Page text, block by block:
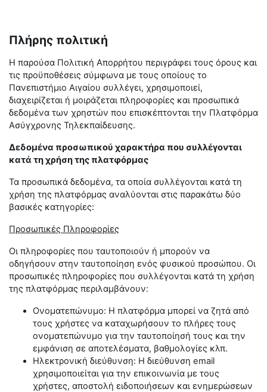
Πλήρης πολιτική
Η παρούσα Πολιτική Απορρήτου περιγράφει τους όρους και
τις προϋποθέσεις σύμφωνα με τους οποίους το
Πανεπιστήμιο Αιγαίου συλλέγει, χρησιμοποιεί,
διαχειρίζεται ή μοιράζεται πληροφορίες και προσωπικά
δεδομένα των χρηστών που επισκέπτονται την Πλατφόρμα
Ασύγχρονης Τηλεκπαίδευσης.
Δεδομένα προσωπικού χαρακτήρα που συλλέγονται
κατά τη χρήση της πλατφόρμας
Τα προσωπικά δεδομένα, τα οποία συλλέγονται κατά τη
χρήση της πλατφόρμας αναλύονται στις παρακάτω δύο
βασικές κατηγορίες:
Προσωπικές Πληροφορίες
Οι πληροφορίες που ταυτοποιούν ή μπορούν να
οδηγήσουν στην ταυτοποίηση ενός φυσικού προσώπου. Οι
προσωπικές πληροφορίες που συλλέγονται κατά τη χρήση
της πλατφόρμας περιλαμβάνουν:
Ονοματεπώνυμο: Η πλατφόρμα μπορεί να ζητά από
τους χρήστες να καταχωρήσουν το πλήρες τους
ονοματεπώνυμο για την ταυτοποίησή τους και την
εμφάνιση σε αποτελέσματα, βαθμολογίες κλπ.
Ηλεκτρονική διεύθυνση: Η διεύθυνση email
χρησιμοποιείται για την επικοινωνία με τους
χρήστες, αποστολή ειδοποιήσεων και ενημερώσεων